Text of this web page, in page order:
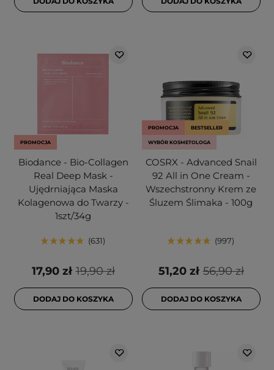
PROMOCJA
Biodance - Bio-Collagen
Real Deep Mask -
Ujędrniająca Maska
Kolagenowa do Twarzy -
1szt/34g
631
19,90 zł
17,90 zł
DODAJ DO KOSZYKA
PROMOCJA BESTSELLER
WYBÓR KOSMETOLOGA
COSRX - Advanced Snail
92 All in One Cream -
Wszechstronny Krem ze
Śluzem Ślimaka - 100g
997
56,90 zł
51,20 zł
DODAJ DO KOSZYKA